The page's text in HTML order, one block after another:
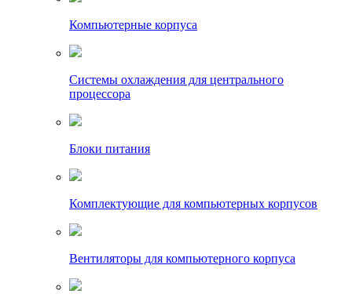
Компьютерные корпуса
Системы охлаждения для центрального
процессора
Блоки питания
Комплектующие для компьютерных корпусов
Вентиляторы для компьютерного корпуса